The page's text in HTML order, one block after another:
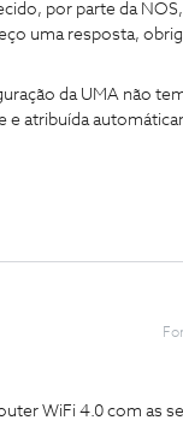
por parte da
uma resposta,
da UMA não
e atribuída
WiFi 4.0 com as